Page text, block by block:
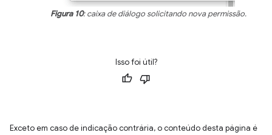
Figura 10: caixa de diálogo solicitando nova permissão.
Isso foi útil?
Exceto em caso de indicação contrária, o conteúdo desta página é